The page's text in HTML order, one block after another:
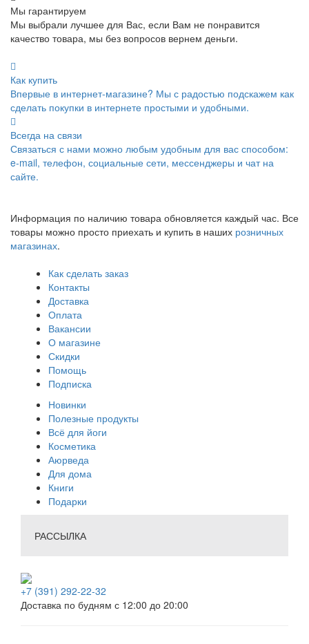
Мы гарантируем
Мы выбрали лучшее для Вас, если Вам не понравится
качество товара, мы без вопросов вернем деньги.
Как купить
Впервые в интернет-магазине? Мы с радостью подскажем как
сделать покупки в интернете простыми и удобными.
Всегда на связи
Связаться с нами можно любым удобным для вас способом:
e-mail, телефон, социальные сети, мессенджеры и чат на
сайте.
Информация по наличию товара обновляется каждый час. Все
товары можно просто приехать и купить в наших розничных
магазинах.
Как сделать заказ
Контакты
Доставка
Оплата
Вакансии
О магазине
Скидки
Помощь
Подписка
Новинки
Полезные продукты
Всё для йоги
Косметика
Аюрведа
Для дома
Книги
Подарки
РАССЫЛКА
+7 (391) 292-22-32
Доставка по будням с 12:00 до 20:00